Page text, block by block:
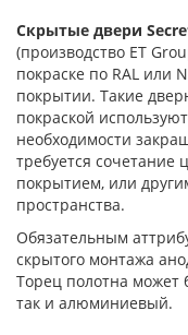
Скрытые двери
(производство ET
покраске по RAL или
покрытии. Такие
покраской
необходимости
требуется
покрытием, или
пространства.
Обязательным
скрытого монтажа
Торец полотна
так и алюминиевый.